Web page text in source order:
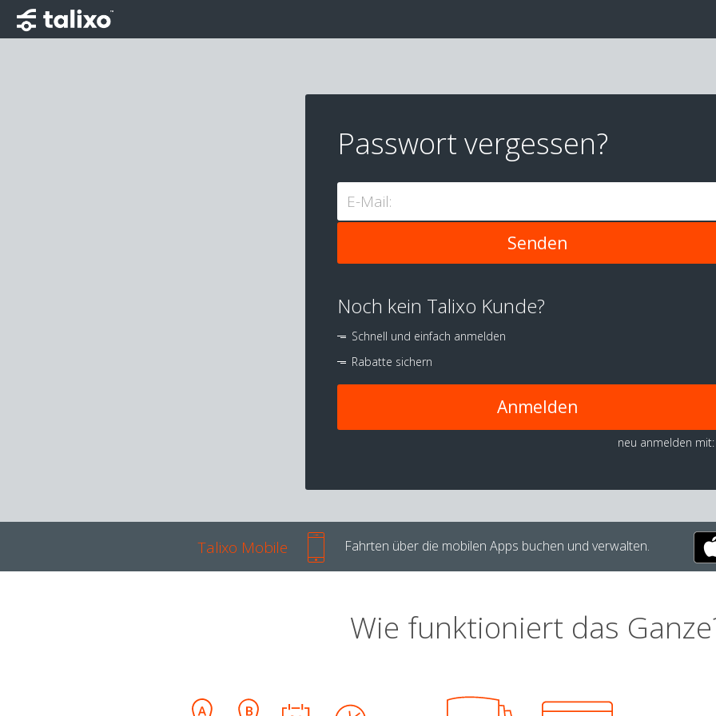
Passwort vergessen?
E-Mail:
Noch kein Talixo Kunde?
Schnell und einfach anmelden
Rabatte sichern
Anmelden
neu anmelden mit:
Talixo Mobile Fahrten über die mobilen Apps buchen und verwalten.
Wie funktioniert das